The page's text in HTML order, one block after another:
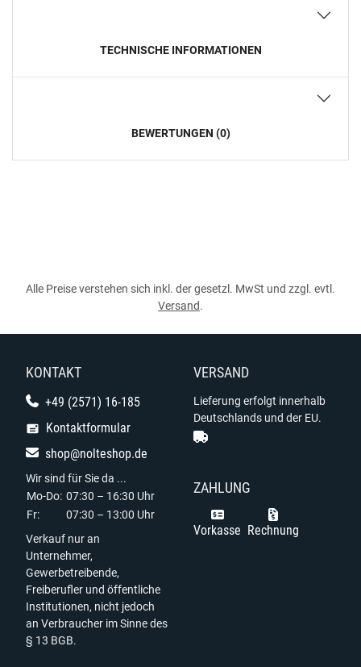
TECHNISCHE INFORMATIONEN
BEWERTUNGEN (0)
Alle Preise verstehen sich inkl. der gesetzl. MwSt und zzgl. evtl.
Versand.
KONTAKT
+49 (2571) 16-185
Kontaktformular
shop@nolteshop.de
Wir sind für Sie da ...
Mo-Do: 07:30 – 16:30 Uhr
Fr:
07:30 – 13:00 Uhr
Verkauf nur an
Unternehmer,
Gewerbetreibende,
Freiberufler und öffentliche
Institutionen, nicht jedoch
an Verbraucher im Sinne des
§ 13 BGB.
VERSAND
Lieferung erfolgt innerhalb
Deutschlands und der EU.
ZAHLUNG
Vorkasse Rechnung